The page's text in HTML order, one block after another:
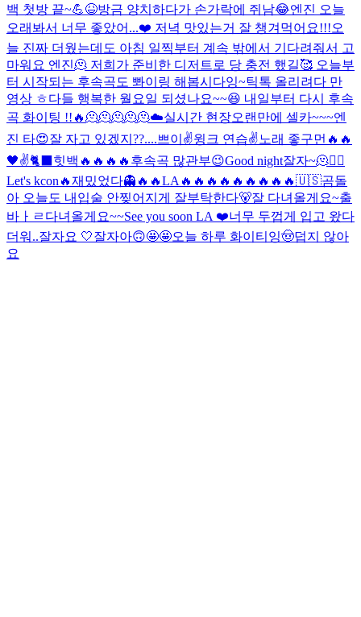
백 첫방 끝~💪😆방금 양치하다가 손가락에 쥐남😂엔진 오늘
오래봐서 너무 좋았어...❤️ 저녁 맛있는거 잘 챙겨먹어요!!!오
늘 진짜 더웠는데도 아침 일찍부터 계속 밖에서 기다려줘서 고
마워요 엔진🫠 저희가 준비한 디저트로 당 충전 했길🥰 오늘부
터 시작되는 후속곡도 뽜이링 해봅시다잉~틱톡 올리려다 만
영상 ㅎ다들 행복한 월요일 되셨나요~~😆 내일부터 다시 후속
곡 화이팅 !!🔥🫠🫠🫠🫠🫠☁️실시간 현장오랜만에 셀카~~~엔
진 타😍잘 자고 있겠지??....쁘이✌️윙크 연습✌️노래 좋구먼🔥🔥
🖤✌️🐈‍⬛ 힛백🔥🔥🔥🔥 후속곡 많관부😉Good night잘자~🫠❤️‍🔥
Let's kcon🔥재밌었다👻 🔥🔥LA🔥🔥🔥🔥🔥🔥🔥🔥🔥🇺🇸곰돌
아 오늘도 내입술 안찢어지게 잘부탁한다🐻잘 다녀올게요~출
바ㅏㄹ 다녀올게요~~See you soon LA ❤️너무 두껍게 입고 왔다
더워..잘자요 🤍잘자아🙃🤩🤩오늘 하루 화이티잉🤠덥지 않아
요